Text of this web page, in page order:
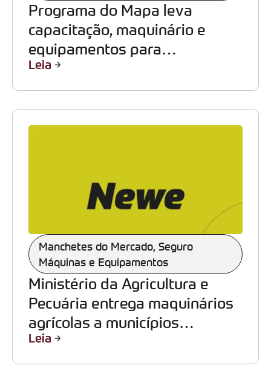
Programa do Mapa leva
capacitação, maquinário e
equipamentos para
comunidades rurais
Leia
Manchetes do Mercado, Seguro
Máquinas e Equipamentos
Ministério da Agricultura e
Pecuária entrega maquinários
agrícolas a municípios
capixabas
Leia